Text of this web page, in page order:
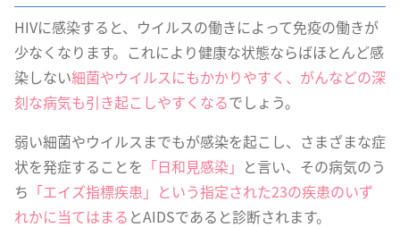
HIVに感染すると、ウイルスの働きによって免疫の働きが
少なくなります。これにより健康な状態ならばほとんど感
染しない細菌やウイルスにもかかりやすく、がんなどの深
刻な病気も引き起こしやすくなるでしょう。
弱い細菌やウイルスまでもが感染を起こし、さまざまな症
状を発症することを 「日和見感染」 と言い、その病気のう
ち 「エイズ指標疾患」という指定された23の疾患のいず
れかに当てはまる とAIDSであると診断されます。